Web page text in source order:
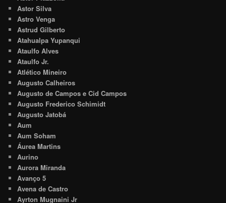
Astor Silva
Astro Venga
Astrud Gilberto
Atahualpa Yupanqui
Ataulfo Alves
Ataulfo Jr.
Atlético Mineiro
Augusto Calheiros
Augusto de Campos e Cid Campos
Augusto Frederico Schimidt
Augusto Jatobá
Aum
Aum Soham
Áurea Martins
Aurino
Aurora Miranda
Avanço 5
Avena de Castro
Ayrton Mugnaini Jr